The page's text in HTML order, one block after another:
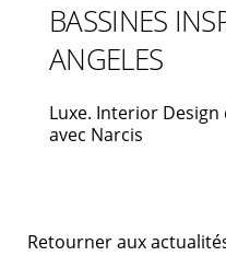
BASSINES
ANGELES
Luxe. Interior Design
avec Narcis
Retourner aux